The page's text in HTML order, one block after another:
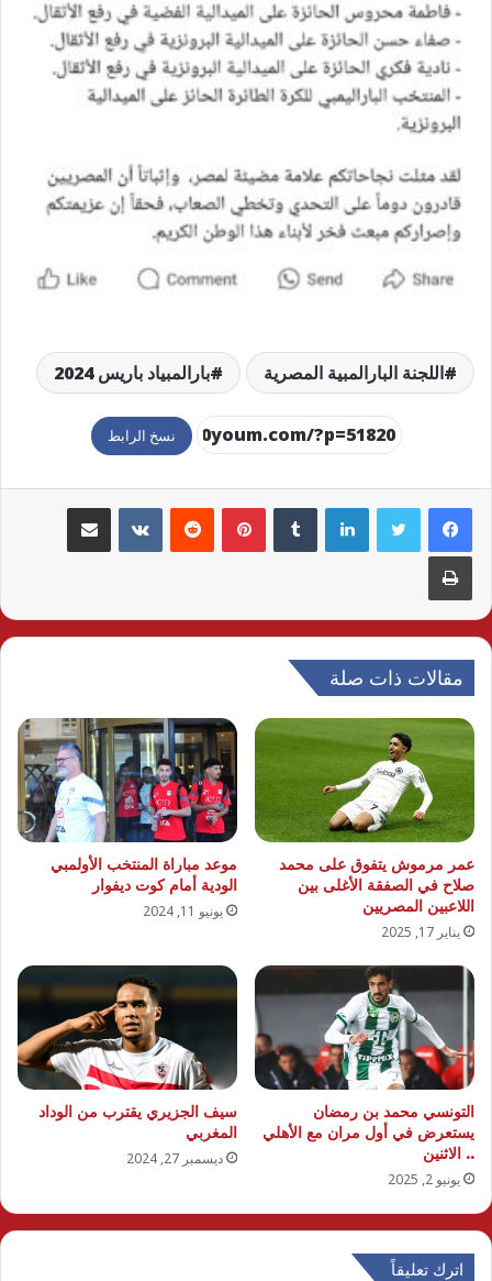
اللجنة البارالمبية المصرية بارالمبياد باريس 2024
نسخ الرابط
لينكدإن بينتيريست مشاركة عبر البريد
طباعة
مقالات ذات صلة
عمر مرموش يتفوق على محمد
صلاح في الصفقة الأغلى بين
اللاعبين المصريين
يناير 17, 2025
موعد مباراة المنتخب الأولمبي
الودية أمام كوت ديفوار
يونيو 11, 2024
التونسي محمد بن رمضان
يستعرض في أول مران مع الأهلي
.. الاثنين
يونيو 2, 2025
سيف الجزيري يقترب من الوداد
المغربي
ديسمبر 27, 2024
اترك تعليقاً